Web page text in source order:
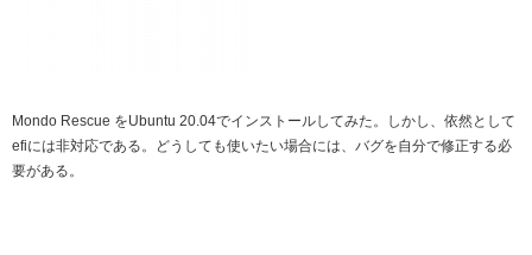
Mondo Rescue をUbuntu 20.04でインストールしてみた。しかし、依然として
efiには非対応である。どうしても使いたい場合には、バグを自分で修正する必
要がある。